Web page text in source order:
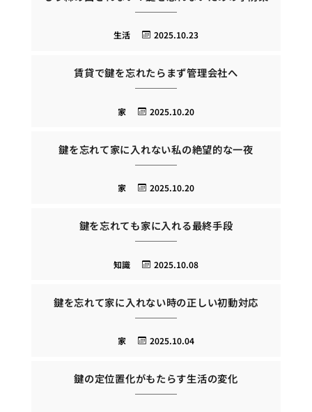
2025.10.23
生活
賃貸で鍵を忘れたらまず管理会社へ
2025.10.20
家
鍵を忘れて家に入れない私の絶望的な一夜
2025.10.20
家
鍵を忘れても家に入れる最終手段
2025.10.08
知識
鍵を忘れて家に入れない時の正しい初動対応
2025.10.04
家
鍵の定位置化がもたらす生活の変化